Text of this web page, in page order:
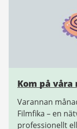
Kom på
Varannan
Filmfika – en
professionellt